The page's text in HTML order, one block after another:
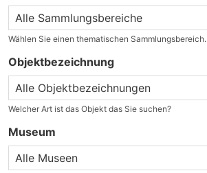
Wählen Sie einen thematischen Sammlungsbereich.
Objektbezeichnung
Welcher Art ist das Objekt das Sie suchen?
Museum